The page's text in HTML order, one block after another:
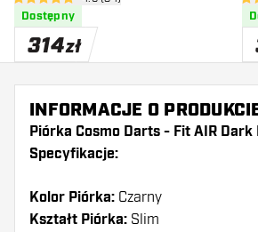
4.9 gwiazdki oceny
Dostępny
314zł
INFORMACJE O
Piórka Cosmo Darts - Fit AIR Dark
Specyfikacje:
Kolor Piórka: Czarny
Kształt Piórka: Slim